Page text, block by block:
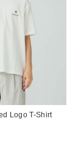
Logo T-Shirt